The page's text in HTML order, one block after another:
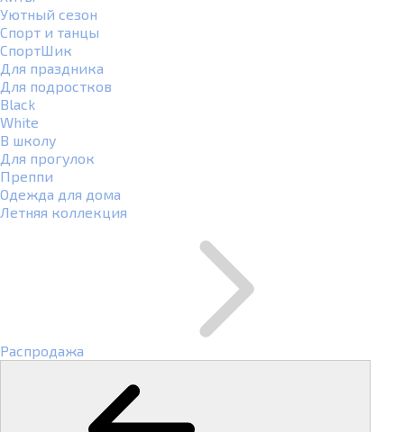
Уютный сезон
Спорт и танцы
СпортШик
Для праздника
Для подростков
Black
White
В школу
Для прогулок
Преппи
Одежда для дома
Летняя коллекция
Распродажа